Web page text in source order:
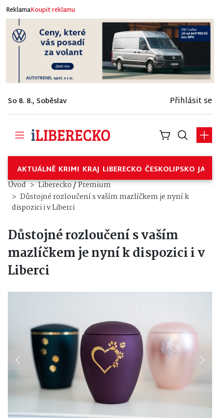
ReklamaKoupit reklamu
So 8. 8., Soběslav Přihlásit se
AKTUÁLNĚ KRIMI KRAJ LIBERECKO ČESKOLIPSKO
Úvod Liberecko/Premium
Důstojné rozloučení s vaším mazlíčkem je nyní k
dispozici i v Liberci
Důstojné rozloučení s vaším
mazlíčkem je nyní k dispozici i v
Liberci
Previous Next